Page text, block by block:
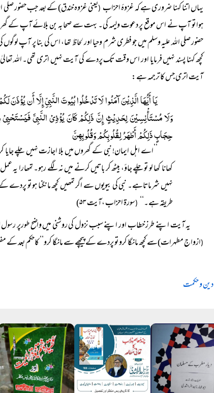
یہاں اتنا کہنا ضروری ہے کہ غزوۂ احزاب (یعنی غزوہ خندق) کے بعد جب حضور
ہوا تو آپ نے اس موقع پر دعوت ولیمہ کی۔ بہت سے صحابہ بن بلائے آپ کے گھر
حضور صلی اللہ علیہ وسلم میں جو فطری شرم وحیا اور لحاظ تھا، اس کی بنا
کچھ کہنا پسند نہیں فرمایا اور اس وقت تک پردے کی آیت نہیں اتری تھی۔ اللہ
آیت اتری جس کا ترجمہ ہے:
یَا أَیُّہَا الَّذِیْنَ آمَنُوا لَا تَدْخُلُوا بُیُوتَ النَّبِیِّ إِلَّا أَن
وَلَا مُسْتَأْنِسِیْنَ لِحَدِیْثٍ إِنَّ ذَلِکُمْ کَانَ یُؤْذِیْ النَّبِیَّ فَیَسْتَحْیِیْ
حِجَابٍ ذَلِکُمْ أَطْہَرُ لِقُلُوبِکُمْ وَقُلُوبِہِنَّ
’’اے اہل ایمان! نبی کے گھروں میں بلا اجازت نہیں چلے جایا
کھانا کھا لو تو چلے جاؤ، بیٹھ کر باتیں کرنے میں نہ لگے رہو۔ تمھارا
نہیں شرماتاہے۔ نبی کی بیویوں سے اگر تمھیں کچھ مانگنا ہو تو
طریقہ ہے۔‘‘ (سورۃ احزاب ،آیت ۵۳)
یہ آیت اپنے طرز خطاب اور اپنے سبب نزول کی روشنی میں واضح طورپر
(ازواج مطہرات)سے کچھ مانگا کرو تو پردے کے پیچھے سے مانگا کرو‘‘ کاحکم بعد
دین و حکمت